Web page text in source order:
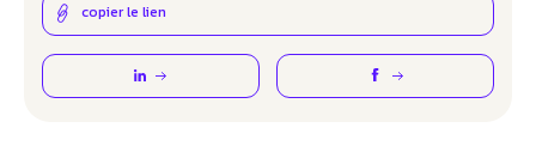
copier le lien